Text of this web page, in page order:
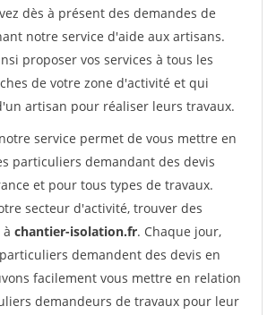
dès à présent des demandes de
notre service d'aide aux artisans.
proposer vos services à tous les
de votre zone d'activité et qui
artisan pour réaliser leurs travaux.
service permet de vous mettre en
particuliers demandant des devis
et pour tous types de travaux.
secteur d'activité, trouver des
chantier-isolation.fr. Chaque jour,
demandent des devis en
facilement vous mettre en relation
demandeurs de travaux pour leur